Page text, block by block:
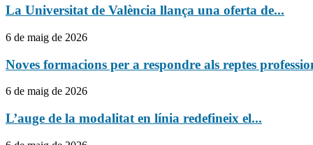
La Universitat de València llança una oferta de...
6 de maig de 2026
Noves formacions per a respondre als reptes
6 de maig de 2026
L’auge de la modalitat en línia redefineix el...